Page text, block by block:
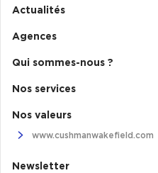
Actualités
Agences
Qui sommes-nous ?
Nos services
Nos valeurs
www.cushmanwakefield.com
Newsletter